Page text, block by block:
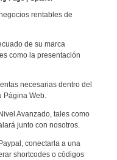
rentables de
de su marca
como la presentación
necesarias dentro del
Página Web.
Avanzado, tales como
junto con nosotros.
conectarla a una
shortcodes o códigos